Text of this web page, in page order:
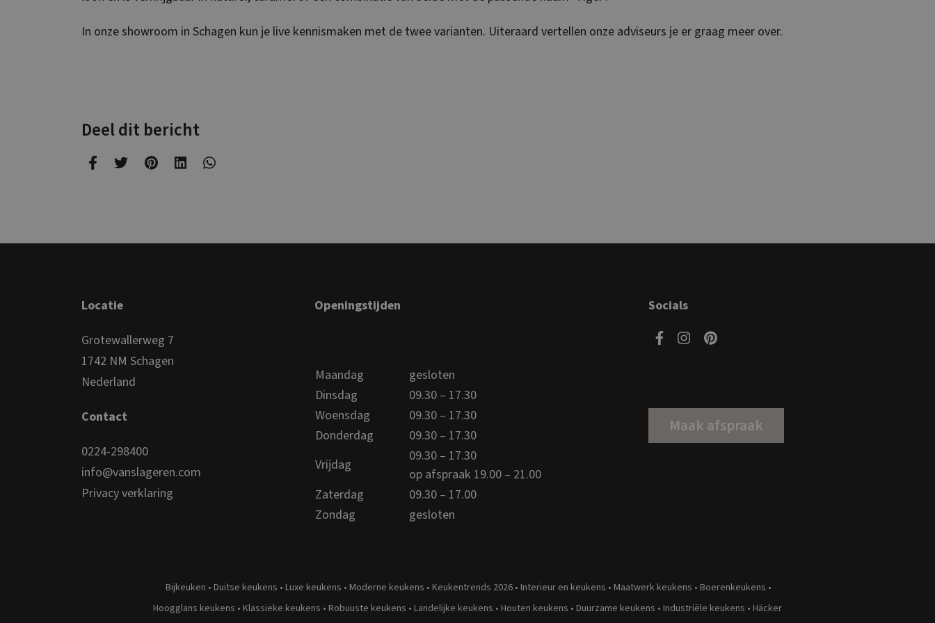
In onze showroom in Schagen kun je live kennismaken met de twee varianten. Uiteraard vertellen onze adviseurs je er graag meer over.
Deel dit bericht
Locatie
Grotewallerweg 7
1742 NM Schagen
Nederland
Contact
0224-298400
info@vanslageren.com
Privacy verklaring
Socials
Maak afspraak
Openingstijden
Maandag
gesloten
Dinsdag
09.30 – 17.30
Woensdag
09.30 – 17.30
Donderdag
09.30 – 17.30
Vrijdag
09.30 – 17.30
op afspraak 19.00 – 21.00
Zaterdag
09.30 – 17.00
Zondag
gesloten
Bijkeuken • Duitse keukens • Luxe keukens • Moderne keukens • Keukentrends 2026• Interieur en keukens • Maatwerk keukens • Boerenkeukens •
Hoogglans keukens • Klassieke keukens • Robuuste keukens • Landelijke keukens • Houten keukens • Duurzame keukens • Industriële keukens • Häcker